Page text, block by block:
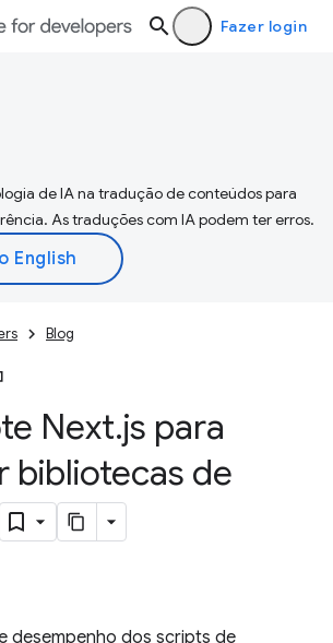
Fazer login
de IA na tradução de conteúdos para
As traduções com IA podem ter erros.
Blog
Next.js para
bibliotecas de
desempenho dos scripts de